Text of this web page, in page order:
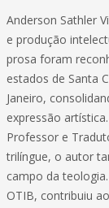
Anderson Sathler
e produção
prosa foram
estados de Santa
Janeiro,
expressão artística.
Professor e
trilíngue, o autor
campo da
OTIB, contribuiu